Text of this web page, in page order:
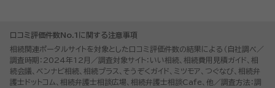
口コミ評価件数No.1に関する注意事項
相続関連ポータルサイトを対象とした口コミ評価件数の結果による（自社調べ／
調査時期：2024年12月／調査対象サイト：いい相続、相続費用見積ガイド、相
続会議、ベンナビ相続、相続プラス、そうぞくガイド、ミツモア、つぐなび、相続弁
護士ドットコム、相続弁護士相談広場、相続弁護士相談Cafe、他／調査方法：調